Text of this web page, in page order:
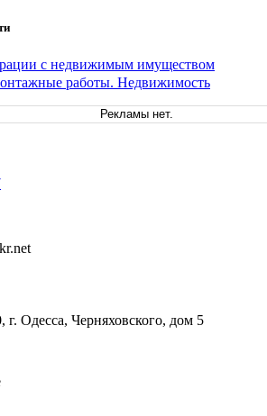
с недвижимым имуществом
работы. Недвижимость
Рекламы нет.
.net
г. Одесса, Черняховского, дом 5